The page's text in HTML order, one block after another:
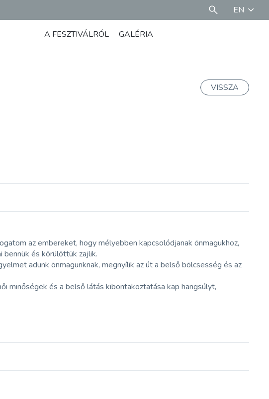
EN
A FESZTIVÁLRÓL GALÉRIA
VISSZA
az embereket, hogy mélyebben kapcsolódjanak önmagukhoz,
bennük és körülöttük zajlik.
adunk önmagunknak, megnyílik az út a belső bölcsesség és az
minőségek és a belső látás kibontakoztatása kap hangsúlyt,